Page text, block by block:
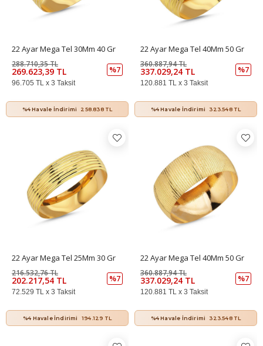
22 Ayar Mega Tel 30Mm 40 Gr
269.623,39 TL
288.710,35 TL
%7
96.705 TL x 3 Taksit
%4 Havale İndirimi 258.838 TL
22 Ayar Mega Tel 40Mm 50 Gr
337.029,24 TL
360.887,94 TL
%7
120.881 TL x 3 Taksit
%4 Havale İndirimi 323.548 TL
22 Ayar Mega Tel 25Mm 30 Gr
202.217,54 TL
216.532,76 TL
%7
72.529 TL x 3 Taksit
%4 Havale İndirimi 194.129 TL
22 Ayar Mega Tel 40Mm 50 Gr
337.029,24 TL
360.887,94 TL
%7
120.881 TL x 3 Taksit
%4 Havale İndirimi 323.548 TL